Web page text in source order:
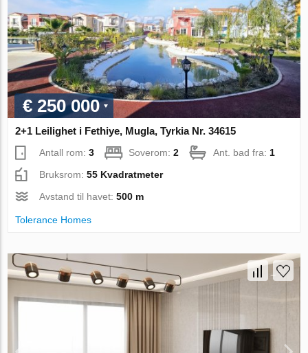
€ 250 000
2+1 Leilighet i Fethiye, Mugla, Tyrkia Nr. 34615
Antall rom:3 Soverom:2 Ant. bad fra: 1
Bruksrom:55 Kvadratmeter
Avstand til havet:500 m
Tolerance Homes